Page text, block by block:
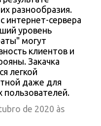
разнообразия.
интернет-сервера
уровень
могут
клиентов и
Закачка
легкой
даже для
de 2020 às